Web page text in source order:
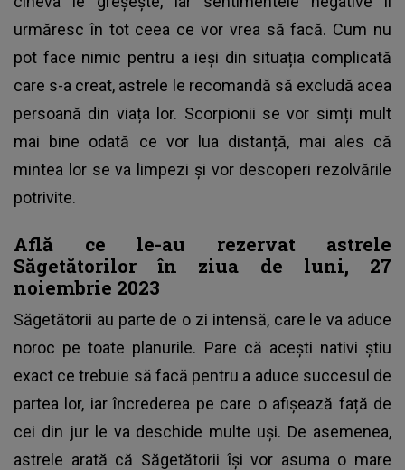
urmăresc în tot ceea ce vor vrea să facă. Cum nu
pot face nimic pentru a ieși din situația complicată
care s-a creat, astrele le recomandă să excludă acea
persoană din viața lor. Scorpionii se vor simți mult
mai bine odată ce vor lua distanță, mai ales că
mintea lor se va limpezi și vor descoperi rezolvările
potrivite.
Află ce le-au rezervat astrele
Săgetătorilor în ziua de luni, 27
noiembrie 2023
Săgetătorii au parte de o zi intensă, care le va aduce
noroc pe toate planurile. Pare că acești nativi știu
exact ce trebuie să facă pentru a aduce succesul de
partea lor, iar încrederea pe care o afișează față de
cei din jur le va deschide multe uși. De asemenea,
astrele arată că Săgetătorii își vor asuma o mare